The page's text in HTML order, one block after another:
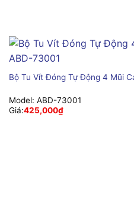
Bộ Tu Vít Đóng Tự Động 4 Mũi
Model: ABD-73001
Giá:425,000₫